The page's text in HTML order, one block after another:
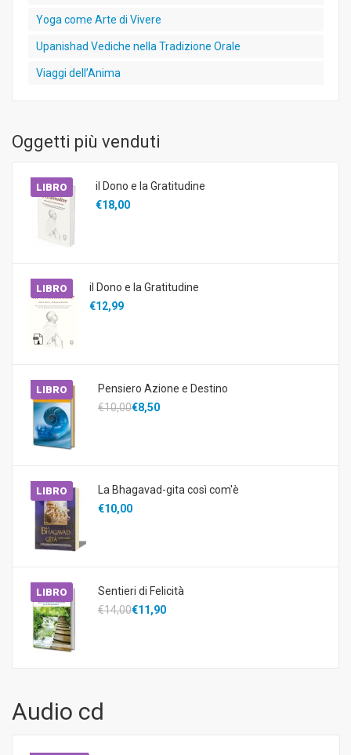
Yoga come Arte di Vivere
Upanishad Vediche nella Tradizione Orale
Viaggi dell’Anima
Oggetti più venduti
LIBRO
il Dono e la Gratitudine
€18,00
LIBRO
il Dono e la Gratitudine
€12,99
LIBRO
Pensiero Azione e Destino
€10,00€8,50
LIBRO
La Bhagavad-gita così com'è
€10,00
LIBRO
Sentieri di Felicità
€14,00€11,90
Audio cd